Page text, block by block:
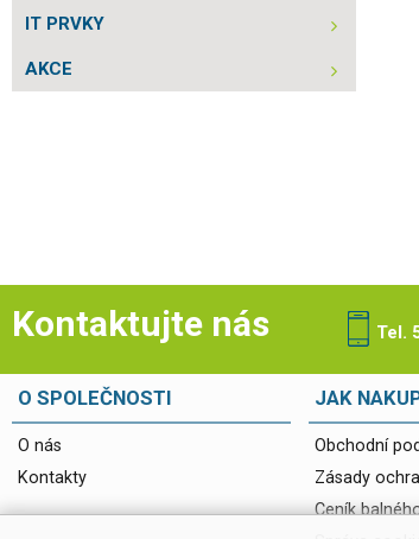
IT PRVKY
AKCE
Kontaktujte nás Tel.
O SPOLEČNOSTI
O nás
Kontakty
JAK
Obchodní
Zásady
Ceník